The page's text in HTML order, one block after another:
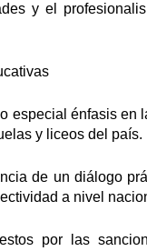
y el
especial énfasis
y liceos del país.
de un diálogo
a nivel
por las